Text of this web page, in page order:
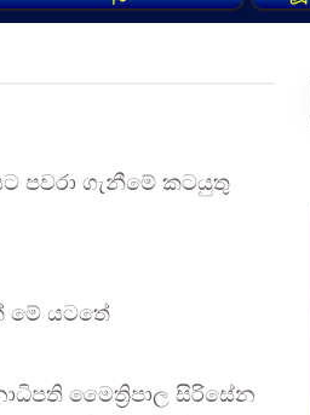
පවරා ගැනීමේ කටයුතු
මේ යටතේ
මෛත්‍රිපාල සිරිසේන